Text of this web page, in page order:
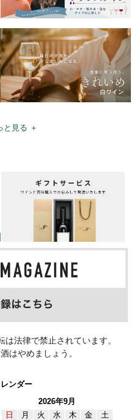
と見る ＋
法律で禁止されています。
はやめましょう。
ンダー
2026年9月
日
月 火 水 木 金
土